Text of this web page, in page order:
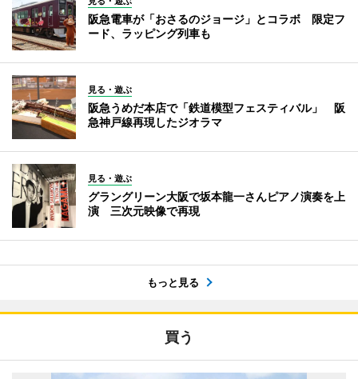
阪急電車が「おさるのジョージ」とコラボ 限定フ
ード、ラッピング列車も
見る・遊ぶ
阪急うめだ本店で「鉄道模型フェスティバル」 阪
急神戸線再現したジオラマ
見る・遊ぶ
グラングリーン大阪で坂本龍一さんピアノ演奏を上
演 三次元映像で再現
もっと見る
買う